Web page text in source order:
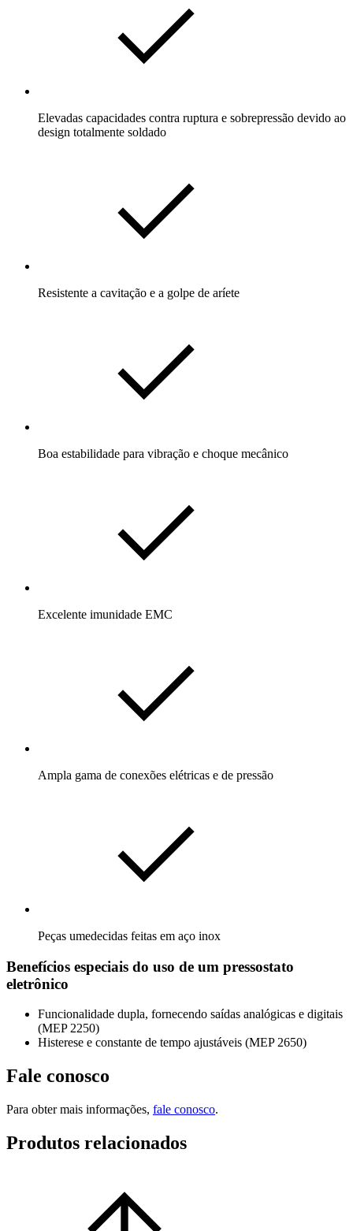
Elevadas capacidades contra ruptura e sobrepressão devido ao
design totalmente soldado
Resistente a cavitação e a golpe de aríete
Boa estabilidade para vibração e choque mecânico
Excelente imunidade EMC
Ampla gama de conexões elétricas e de pressão
Peças umedecidas feitas em aço inox
Benefícios especiais do uso de um pressostato
eletrônico
Funcionalidade dupla, fornecendo saídas analógicas e digitais
(MEP 2250)
Histerese e constante de tempo ajustáveis (MEP 2650)
Fale conosco
Para obter mais informações, fale conosco.
Produtos relacionados